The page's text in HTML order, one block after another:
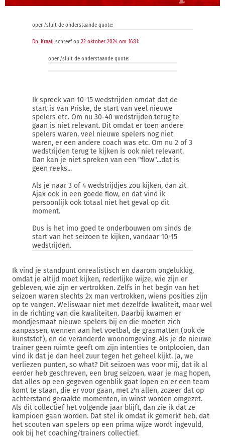
open/sluit de onderstaande quote:
Dn_Kraaij schreef op 22 oktober 2024 om 16:31:
open/sluit de onderstaande quote:
Ik spreek van 10-15 wedstrijden omdat dat de
start is van Priske, de start van veel nieuwe
spelers etc. Om nu 30-40 wedstrijden terug te
gaan is niet relevant. Dit omdat er toen andere
spelers waren, veel nieuwe spelers nog niet
waren, er een andere coach was etc. Om nu 2 of 3
wedstrijden terug te kijken is ook niet relevant.
Dan kan je niet spreken van een "flow"...dat is
geen reeks...
Als je naar 3 of 4 wedstrijdjes zou kijken, dan zit
Ajax ook in een goede flow, en dat vind ik
persoonlijk ook totaal niet het geval op dit
moment.
Dus is het imo goed te onderbouwen om sinds de
start van het seizoen te kijken, vandaar 10-15
wedstrijden.
Ik vind je standpunt onrealistisch en daarom ongelukkig,
omdat je altijd moet kijken, rederlijke wijze, wie zijn er
gebleven, wie zijn er vertrokken. Zelfs in het begin van het
seizoen waren slechts 2x man vertrokken, wiens posities zijn
op te vangen. Weliswaar niet met dezelfde kwaliteit, maar wel
in de richting van die kwaliteiten. Daarbij kwamen er
mondjesmaat nieuwe spelers bij en die moeten zich
aanpassen, wennen aan het voetbal, de grasmatten (ook de
kunststof), en de veranderde woonomgeving. Als je de nieuwe
trainer geen ruimte geeft om zijn intenties te ontplooien, dan
vind ik dat je dan heel zuur tegen het geheel kijkt. Ja, we
verliezen punten, so what? Dit seizoen was voor mij, dat ik al
eerder heb geschreven, een brug seizoen, waar je mag hopen,
dat alles op een gegeven ogenblik gaat lopen en er een team
komt te staan, die er voor gaan, met z'n allen, zozeer dat op
achterstand geraakte momenten, in winst worden omgezet.
Als dit collectief het volgende jaar blijft, dan zie ik dat ze
kampioen gaan worden. Dat stel ik omdat ik gemerkt heb, dat
het scouten van spelers op een prima wijze wordt ingevuld,
ook bij het coaching/trainers collectief.